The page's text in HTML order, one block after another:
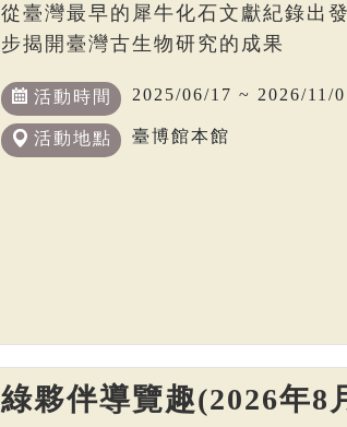
從臺灣最早的犀牛化石文獻紀錄出
步揭開臺灣古生物研究的成果
活動時間 2025/06/17 ~ 2026/11/
活動地點 臺博館本館
綠夥伴導覽趣(2026年8